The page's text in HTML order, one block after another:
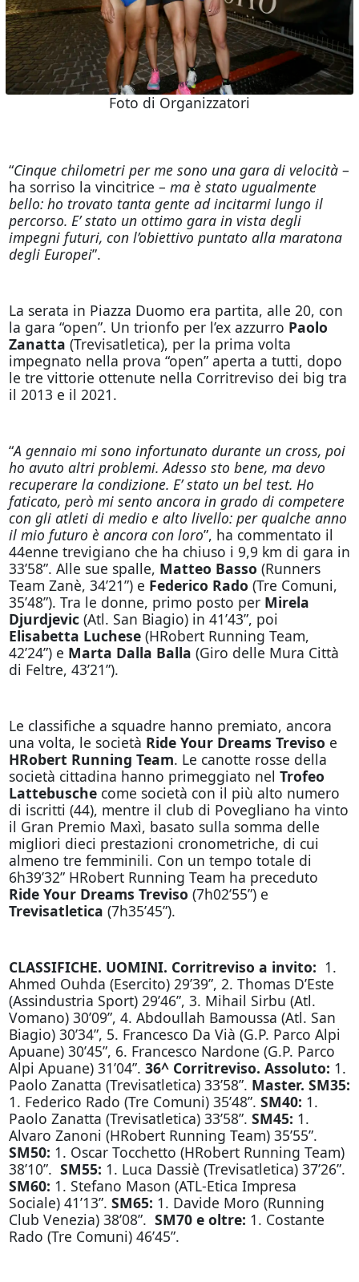
Foto di Organizzatori
“Cinque chilometri per me sono una gara di velocità–
ha sorriso la vincitrice – ma è stato ugualmente
bello: ho trovato tanta gente ad incitarmi lungo il
percorso. E’ stato un ottimo gara in vista degli
impegni futuri, con l’obiettivo puntato alla maratona
degli Europei”.
La serata in Piazza Duomo era partita, alle 20, con
la gara “open”. Un trionfo per l’ex azzurro Paolo
Zanatta (Trevisatletica), per la prima volta
impegnato nella prova “open” aperta a tutti, dopo
le tre vittorie ottenute nella Corritreviso dei big tra
il 2013 e il 2021.
“A gennaio mi sono infortunato durante un cross, poi
ho avuto altri problemi. Adesso sto bene, ma devo
recuperare la condizione. E’ stato un bel test. Ho
faticato, però mi sento ancora in grado di competere
con gli atleti di medio e alto livello: per qualche anno
il mio futuro è ancora con loro”, ha commentato il
44enne trevigiano che ha chiuso i 9,9 km di gara in
33’58”. Alle sue spalle, Matteo Basso (Runners
Team Zanè, 34’21”) e Federico Rado (Tre Comuni,
35’48”). Tra le donne, primo posto per Mirela
Djurdjevic(Atl. San Biagio) in 41’43”, poi
Elisabetta Luchese(HRobert Running Team,
42’24”) e Marta Dalla Balla (Giro delle Mura Città
di Feltre, 43’21”).
Le classifiche a squadre hanno premiato, ancora
una volta, le società Ride Your Dreams Treviso e
HRobert Running Team. Le canotte rosse della
società cittadina hanno primeggiato nel Trofeo
Lattebuschecome società con il più alto numero
di iscritti (44), mentre il club di Povegliano ha vinto
il Gran Premio Maxì, basato sulla somma delle
migliori dieci prestazioni cronometriche, di cui
almeno tre femminili. Con un tempo totale di
6h39’32” HRobert Running Team ha preceduto
Ride Your Dreams Treviso (7h02’55”) e
Trevisatletica (7h35’45”).
CLASSIFICHE. UOMINI. Corritreviso a invito: 1.
Ahmed Ouhda (Esercito) 29’39”, 2. Thomas D’Este
(Assindustria Sport) 29’46”, 3. Mihail Sirbu (Atl.
Vomano) 30’09”, 4. Abdoullah Bamoussa (Atl. San
Biagio) 30’34”, 5. Francesco Da Vià (G.P. Parco Alpi
Apuane) 30’45”, 6. Francesco Nardone (G.P. Parco
Alpi Apuane) 31’04”. 36^ Corritreviso. Assoluto: 1.
Paolo Zanatta (Trevisatletica) 33’58”. Master. SM35:
1. Federico Rado (Tre Comuni) 35’48”. SM40: 1.
Paolo Zanatta (Trevisatletica) 33’58”. SM45: 1.
Alvaro Zanoni (HRobert Running Team) 35’55”.
SM50: 1. Oscar Tocchetto (HRobert Running Team)
38’10”. SM55: 1. Luca Dassiè (Trevisatletica) 37’26”.
SM60: 1. Stefano Mason (ATL-Etica Impresa
Sociale) 41’13”. SM65: 1. Davide Moro (Running
Club Venezia) 38’08”. SM70 e oltre: 1. Costante
Rado (Tre Comuni) 46’45”.